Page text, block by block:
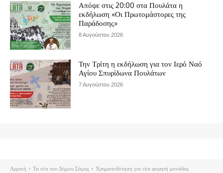
Απόψε στις 20:00 στα Πουλάτα η
εκδήλωση «Οι Πρωτομάστορες της
Παράδοσης»
8 Αυγούστου 2026
Την Τρίτη η εκδήλωση για τον Ιερό Ναό
Αγίου Σπυρίδωνα Πουλάτων
7 Αυγούστου 2026